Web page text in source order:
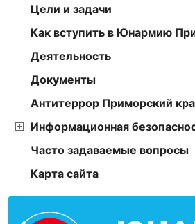
Цели и задачи
Как вступить в Юнармию
Деятельность
Документы
Антитеррор Приморский
Информационная
Часто задаваемые вопросы
Карта сайта